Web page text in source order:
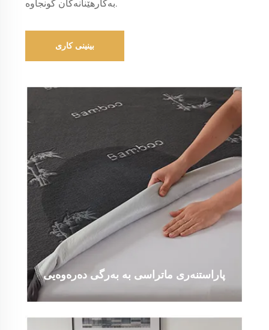
بەکارهێنانەکان گونجاوە.
بینینی کاری
پاراستنەری ماتراسی بە بەرگی دەرەوەیی